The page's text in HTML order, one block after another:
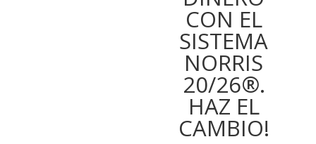
CON EL
SISTEMA
NORRIS
20/26®.
HAZ EL
CAMBIO!